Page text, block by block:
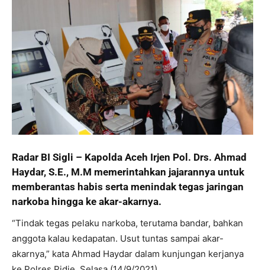
Radar BI Sigli – Kapolda Aceh Irjen Pol. Drs. Ahmad
Haydar, S.E., M.M memerintahkan jajarannya untuk
memberantas habis serta menindak tegas jaringan
narkoba hingga ke akar-akarnya.
“Tindak tegas pelaku narkoba, terutama bandar, bahkan
anggota kalau kedapatan. Usut tuntas sampai akar-
akarnya,” kata Ahmad Haydar dalam kunjungan kerjanya